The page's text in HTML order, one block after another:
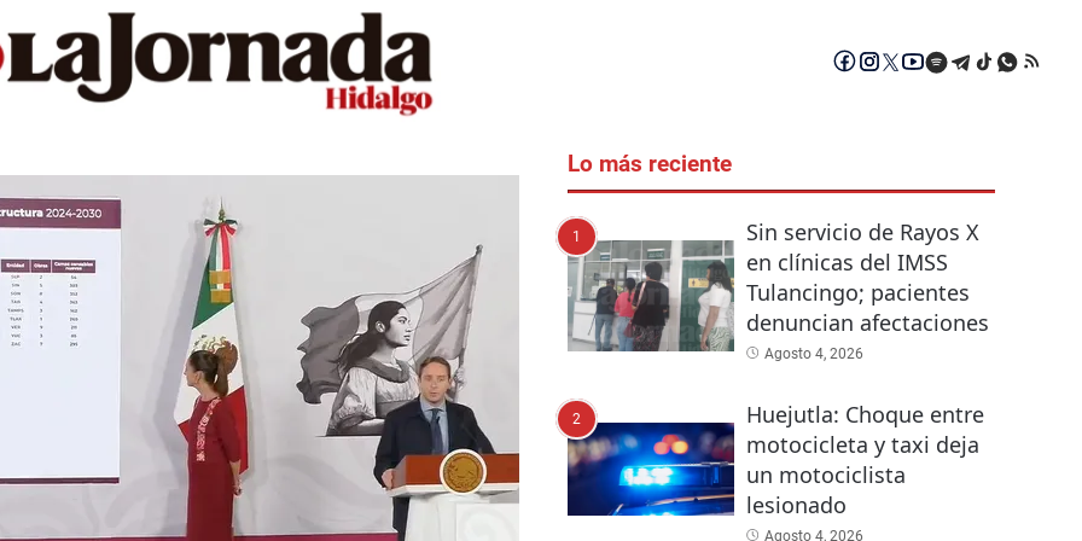
Lo más reciente
1
Sin servicio de Rayos X
en clínicas del IMSS
Tulancingo; pacientes
denuncian afectaciones
Agosto 4, 2026
2
Huejutla: Choque entre
motocicleta y taxi deja
un motociclista
lesionado
Agosto 4, 2026